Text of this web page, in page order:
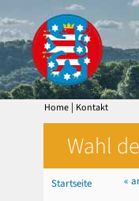
Home | Kontakt
Wahl
Startseite
«